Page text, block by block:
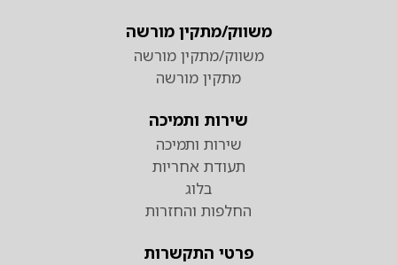
משווק/מתקין מורשה
משווק/מתקין מורשה
מתקין מורשה
שירות ותמיכה
שירות ותמיכה
תעודת אחריות
בלוג
החלפות והחזרות
פרטי התקשרות